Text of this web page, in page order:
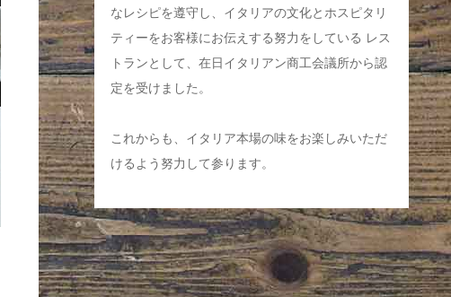
なレシピを遵守し、イタリアの文化とホスピタリ
ティーをお客様にお伝えする努力をしている レス
トランとして、在日イタリアン商工会議所から認
定を受けました。
これからも、イタリア本場の味をお楽しみいただ
けるよう努力して参ります。